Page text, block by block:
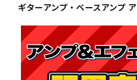
キーボード
ギターアンプ・ベースアンプ